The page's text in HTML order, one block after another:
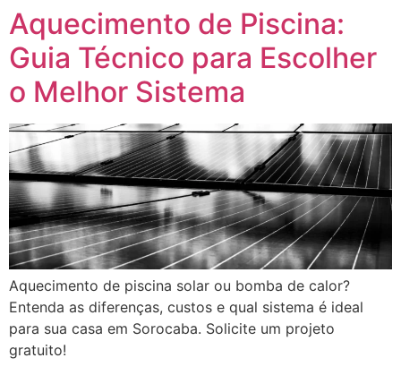
Aquecimento de Piscina:
Guia Técnico para Escolher
o Melhor Sistema
Aquecimento de piscina solar ou bomba de calor?
Entenda as diferenças, custos e qual sistema é ideal
para sua casa em Sorocaba. Solicite um projeto
gratuito!